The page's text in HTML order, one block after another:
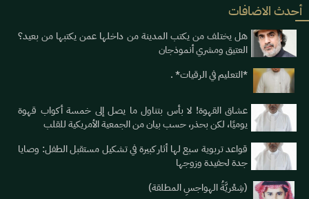
أحدث الاضافات
هل يختلف من يكتب المدينة من داخلها عمن يكتبها من بعيد؟
العتيق ومشري أنموذجان
*التعليم في الرقيات* .
عشاق القهوة! لا بأس بتناول ما يصل إلى خمسة أكواب قهوة
يوميََا، لكن بحذر، حسب بيان من الجمعية الأمريكية للقلب
قواعد تربوية سبع لها أثار كبيرة في تشكيل مستقبل الطفل: وصايا
جدة لحفيدة وزوجها
(شِعْريَّةُ الهواجسِ المطلقة)